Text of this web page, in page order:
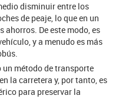
disminuir entre los
de peaje, lo que en un
De este modo, es
y a menudo es más
método de transporte
la carretera y, por tanto, es
para preservar la